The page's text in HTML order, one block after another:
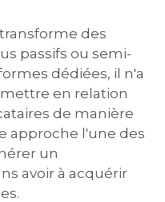
des
passifs ou semi-
dédiées, il n'a
en relation
de manière
approche l'une des
un
avoir à acquérir